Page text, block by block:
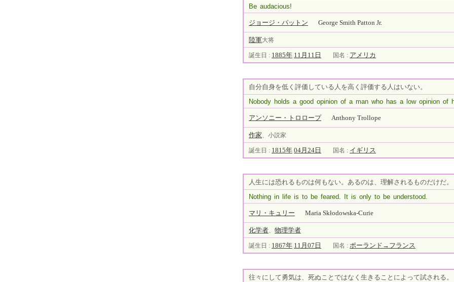
Be audacious!
ジョージ・パットン George Smith Patton Jr.
陸軍大将
誕生日 : 1885年 11月11日 国名 : アメリカ
自分自身を低く評価している人を高く評価する人はいない。
Nobody holds a good opinion of a man who has a low opinion of
アンソニー・トロロープ Anthony Trollope
作家、小説家
誕生日 : 1815年 04月24日 国名 : イギリス
人生には恐れるものは何もない。あるのは、理解されるものだけだ。
Nothing in life is to be feared. It is only to be understood.
マリ・キュリー Maria Skłodowska-Curie
化学者、 物理学者
誕生日 : 1867年 11月07日 国名 : ポーランド→フランス
往々にして勇気は、死ぬことではなく生きることによって試される。